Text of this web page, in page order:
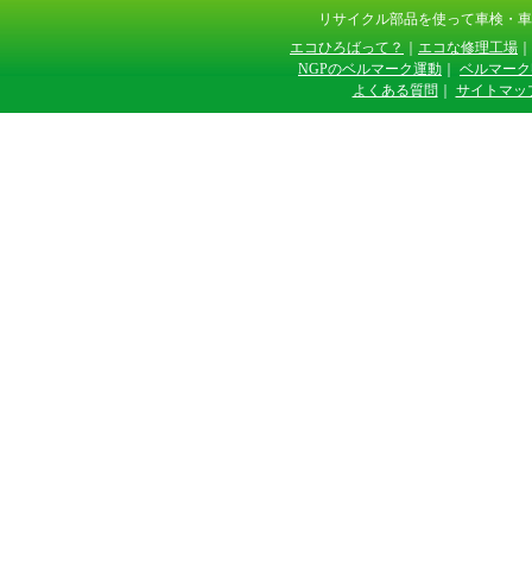
リサイクル部品を使って車検
エコひろばって？
エコな修理工場
NGPのベルマーク運動
ベルマー
よくある質問
サイトマッ